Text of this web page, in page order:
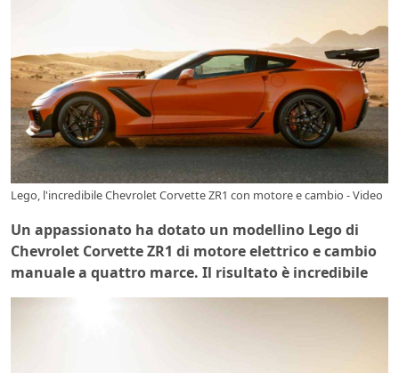
Lego, l'incredibile Chevrolet Corvette ZR1 con motore e cambio - Video
Un appassionato ha dotato un modellino Lego di
Chevrolet Corvette ZR1 di motore elettrico e cambio
manuale a quattro marce. Il risultato è incredibile